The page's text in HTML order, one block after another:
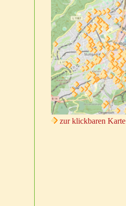
zur klickbaren Karte